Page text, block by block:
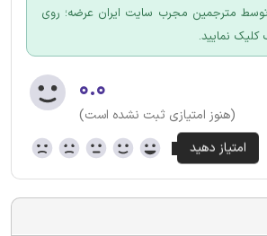
مترجمین مجرب سایت ایران عرضه؛ روی
کلیک نمایید.
۰.۰
(هنوز امتیازی ثبت نشده است)